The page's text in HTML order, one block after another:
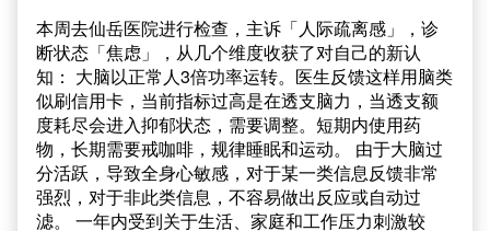
本周去仙岳医院进行检查，主诉「人际疏离感」，诊
断状态「焦虑」，从几个维度收获了对自己的新认
知： 大脑以正常人3倍功率运转。医生反馈这样用脑类
似刷信用卡，当前指标过高是在透支脑力，当透支额
度耗尽会进入抑郁状态，需要调整。短期内使用药
物，长期需要戒咖啡，规律睡眠和运动。 由于大脑过
分活跃，导致全身心敏感，对于某一类信息反馈非常
强烈，对于非此类信息，不容易做出反应或自动过
滤。 一年内受到关于生活、家庭和工作压力刺激较